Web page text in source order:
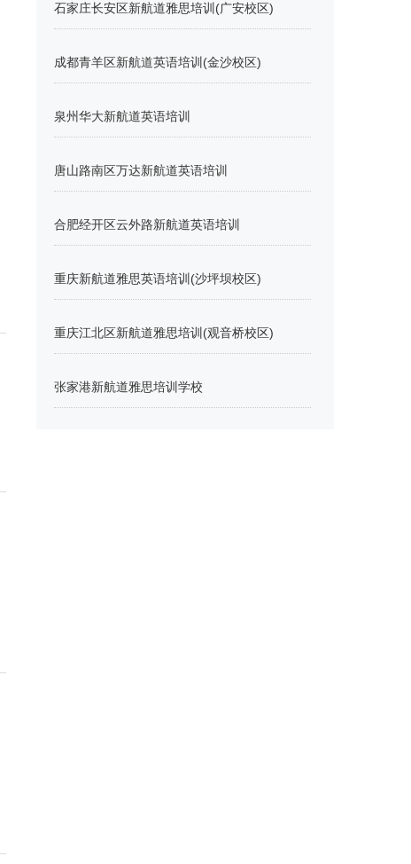
石家庄长安区新航道雅思培训(广安校区)
成都青羊区新航道英语培训(金沙校区)
泉州华大新航道英语培训
唐山路南区万达新航道英语培训
合肥经开区云外路新航道英语培训
重庆新航道雅思英语培训(沙坪坝校区)
重庆江北区新航道雅思培训(观音桥校区)
张家港新航道雅思培训学校